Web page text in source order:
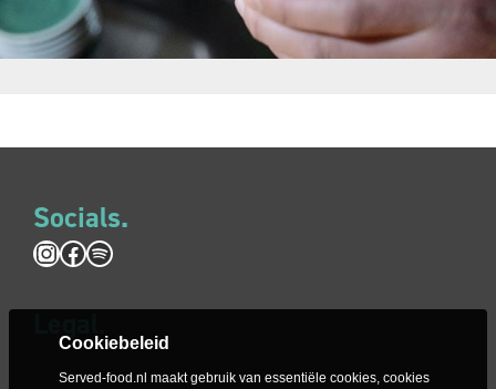
Socials.
Instagram
Facebook
Spotify
Cookiebeleid
Served-food.nl maakt gebruik van essentiële cookies, cookies